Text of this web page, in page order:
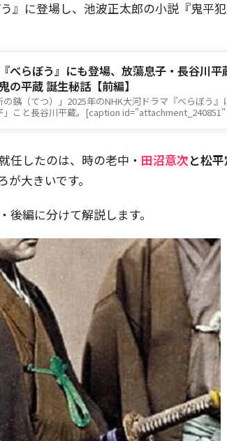
』に登場し、池波正太郎の小説『鬼平
べらぼう』にも登場、放蕩息子・長谷川平
の平蔵 誕生秘話【前編】
の銕（てつ）」2025年のNHK大河ドラマ『べらぼう
」こと長谷川平蔵。[caption
任したのは、時の老中・ 田沼意次と松
大きいです。
後編に分けて解説します。